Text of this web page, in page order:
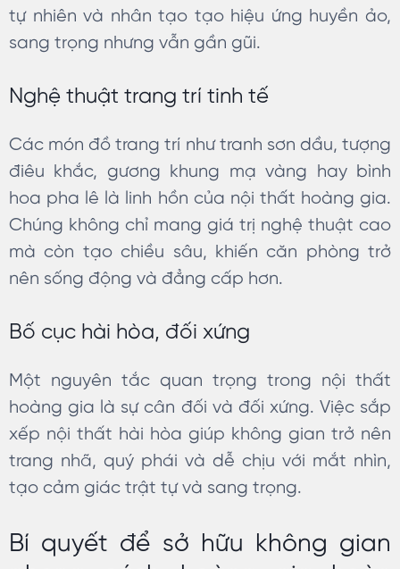
tự nhiên và nhân tạo tạo hiệu ứng huyền ảo,
sang trọng nhưng vẫn gần gũi.
Nghệ thuật trang trí tinh tế
Các món đồ trang trí như tranh sơn dầu, tượng
điêu khắc, gương khung mạ vàng hay bình
hoa pha lê là linh hồn của nội thất hoàng gia.
Chúng không chỉ mang giá trị nghệ thuật cao
mà còn tạo chiều sâu, khiến căn phòng trở
nên sống động và đẳng cấp hơn.
Bố cục hài hòa, đối xứng
Một nguyên tắc quan trọng trong nội thất
hoàng gia là sự cân đối và đối xứng. Việc sắp
xếp nội thất hài hòa giúp không gian trở nên
trang nhã, quý phái và dễ chịu với mắt nhìn,
tạo cảm giác trật tự và sang trọng.
Bí quyết để sở hữu không gian